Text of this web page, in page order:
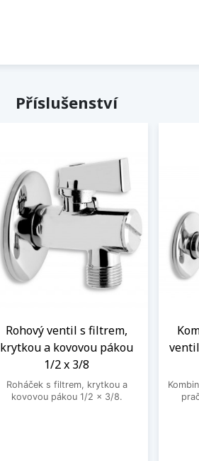
Příslušenství
Rohový ventil s filtrem,
krytkou a kovovou pákou
1/2 x 3/8
Roháček s filtrem, krytkou a
kovovou pákou 1/2 x 3/8.